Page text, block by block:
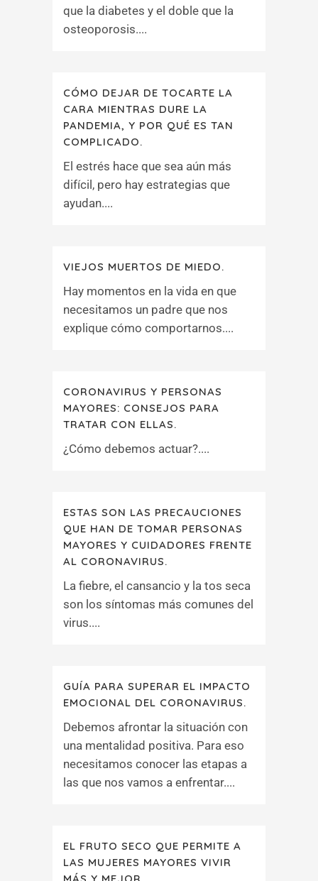
que la diabetes y el doble que la
osteoporosis....
CÓMO DEJAR DE TOCARTE LA
CARA MIENTRAS DURE LA
PANDEMIA, Y POR QUÉ ES TAN
COMPLICADO.
El estrés hace que sea aún más
difícil, pero hay estrategias que
ayudan....
VIEJOS MUERTOS DE MIEDO.
Hay momentos en la vida en que
necesitamos un padre que nos
explique cómo comportarnos....
CORONAVIRUS Y PERSONAS
MAYORES: CONSEJOS PARA
TRATAR CON ELLAS.
¿Cómo debemos actuar?....
ESTAS SON LAS PRECAUCIONES
QUE HAN DE TOMAR PERSONAS
MAYORES Y CUIDADORES FRENTE
AL CORONAVIRUS.
La fiebre, el cansancio y la tos seca
son los síntomas más comunes del
virus....
GUÍA PARA SUPERAR EL IMPACTO
EMOCIONAL DEL CORONAVIRUS.
Debemos afrontar la situación con
una mentalidad positiva. Para eso
necesitamos conocer las etapas a
las que nos vamos a enfrentar....
EL FRUTO SECO QUE PERMITE A
LAS MUJERES MAYORES VIVIR